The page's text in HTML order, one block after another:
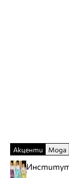
Акценти Мода
Институт